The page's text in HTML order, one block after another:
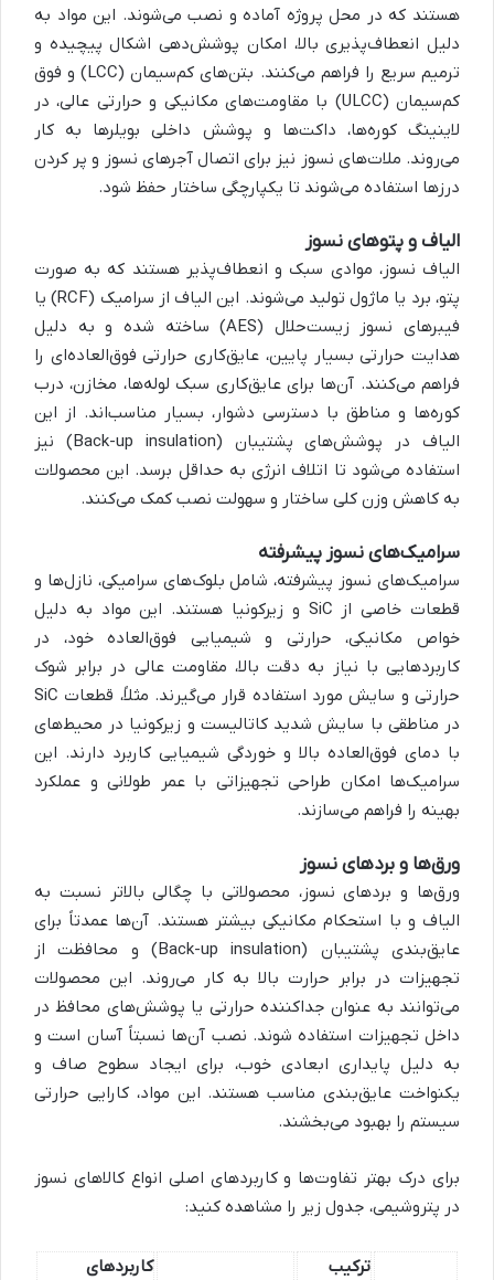
هستند که در محل پروژه آماده و نصب می‌شوند. این مواد به
دلیل انعطاف‌پذیری بالا، امکان پوشش‌دهی اشکال پیچیده و
ترمیم سریع را فراهم می‌کنند. بتن‌های کم‌سیمان (LCC) و فوق
کم‌سیمان (ULCC) با مقاومت‌های مکانیکی و حرارتی عالی، در
لاینینگ کوره‌ها، داکت‌ها و پوشش داخلی بویلرها به کار
می‌روند. ملات‌های نسوز نیز برای اتصال آجرهای نسوز و پر کردن
درزها استفاده می‌شوند تا یکپارچگی ساختار حفظ شود.
الیاف و پتوهای نسوز
الیاف نسوز، موادی سبک و انعطاف‌پذیر هستند که به صورت
پتو، برد یا ماژول تولید می‌شوند. این الیاف از سرامیک (RCF) یا
فیبرهای نسوز زیست‌حلال (AES) ساخته شده و به دلیل
هدایت حرارتی بسیار پایین، عایق‌کاری حرارتی فوق‌العاده‌ای را
فراهم می‌کنند. آن‌ها برای عایق‌کاری سبک لوله‌ها، مخازن، درب
کوره‌ها و مناطق با دسترسی دشوار، بسیار مناسب‌اند. از این
الیاف در پوشش‌های پشتیبان (Back-up insulation) نیز
استفاده می‌شود تا اتلاف انرژی به حداقل برسد. این محصولات
به کاهش وزن کلی ساختار و سهولت نصب کمک می‌کنند.
سرامیک‌های نسوز پیشرفته
سرامیک‌های نسوز پیشرفته، شامل بلوک‌های سرامیکی، نازل‌ها و
قطعات خاصی از SiC و زیرکونیا هستند. این مواد به دلیل
خواص مکانیکی، حرارتی و شیمیایی فوق‌العاده خود، در
کاربردهایی با نیاز به دقت بالا، مقاومت عالی در برابر شوک
حرارتی و سایش مورد استفاده قرار می‌گیرند. مثلاً، قطعات SiC
در مناطقی با سایش شدید کاتالیست و زیرکونیا در محیط‌های
با دمای فوق‌العاده بالا و خوردگی شیمیایی کاربرد دارند. این
سرامیک‌ها امکان طراحی تجهیزاتی با عمر طولانی و عملکرد
بهینه را فراهم می‌سازند.
ورق‌ها و بردهای نسوز
ورق‌ها و بردهای نسوز، محصولاتی با چگالی بالاتر نسبت به
الیاف و با استحکام مکانیکی بیشتر هستند. آن‌ها عمدتاً برای
عایق‌بندی پشتیبان (Back-up insulation) و محافظت از
تجهیزات در برابر حرارت بالا به کار می‌روند. این محصولات
می‌توانند به عنوان جداکننده حرارتی یا پوشش‌های محافظ در
داخل تجهیزات استفاده شوند. نصب آن‌ها نسبتاً آسان است و
به دلیل پایداری ابعادی خوب، برای ایجاد سطوح صاف و
یکنواخت عایق‌بندی مناسب هستند. این مواد، کارایی حرارتی
سیستم را بهبود می‌بخشند.
برای درک بهتر تفاوت‌ها و کاربردهای اصلی انواع کالاهای نسوز
در پتروشیمی، جدول زیر را مشاهده کنید:
ترکیب
کاربردهای